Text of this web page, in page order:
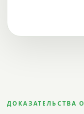
ДОКАЗАТЕЛЬСТВА